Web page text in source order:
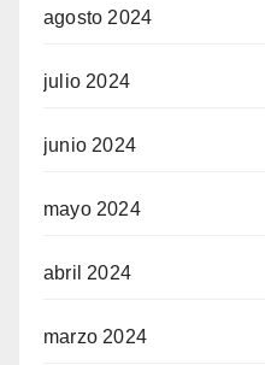
agosto 2024
julio 2024
junio 2024
mayo 2024
abril 2024
marzo 2024